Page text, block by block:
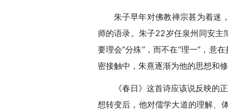
朱子早年对佛教禅宗甚为着迷
师的语录。朱子22岁任泉州同安主
要理会“分殊”，而不在“理一”，意
密接触中，朱熹逐渐为他的思想和
《春日》这首诗应该说反映的
想转变后，他对儒学大道的理解、